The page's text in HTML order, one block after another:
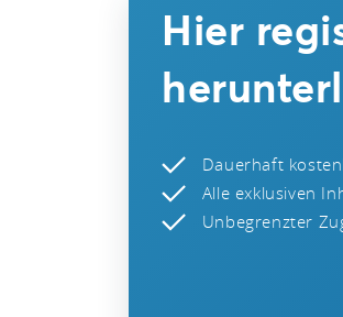
Hier
Dauerhaft
Alle exklusiven
Unbegrenzter